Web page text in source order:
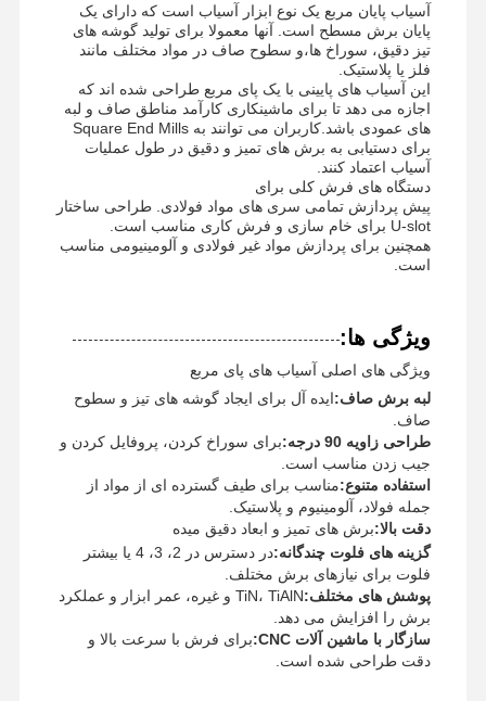
خانه محصولات درباره ما
بازدید از
آسیاب پایان مربع یک نوع ابزار آسیاب است که دارای یک
پایان برش مسطح است. آنها معمولا برای تولید گوشه های
تیز دقیق، سوراخ ها،و سطوح صاف در مواد مختلف مانند
فلز یا پلاستیک.
این آسیاب های پایینی با یک پای مربع طراحی شده اند که
اجازه می دهد تا برای ماشینکاری کارآمد مناطق صاف و لبه
های عمودی باشد.کاربران می توانند به Square End Mills
برای دستیابی به برش های تمیز و دقیق در طول عملیات
آسیاب اعتماد کنند.
دستگاه های فرش کلی برای
پیش پردازش تمامی سری های مواد فولادی. طراحی ساختار
U-slot برای خام سازی و فرش کاری مناسب است.
همچنین برای پردازش مواد غیر فولادی و آلومینیومی مناسب
است.
ویژگی ها:
ویژگی های اصلی آسیاب های پای مربع
لبه برش صاف:ایده آل برای ایجاد گوشه های تیز و سطوح
صاف.
طراحی زاویه 90 درجه:
برای سوراخ کردن، پروفایل کردن و
جیب زدن مناسب است.
استفاده متنوع:مناسب برای طیف گسترده ای از مواد از
جمله فولاد، آلومینیوم و پلاستیک.
دقت بالا:برش های تمیز و ابعاد دقیق میده
گزینه های فلوت چندگانه:
در دسترس در 2، 3، 4 یا بیشتر
فلوت برای نیازهای برش مختلف.
پوشش های مختلف:
TiN، TiAlN و غیره، عمر ابزار و عملکرد
برش را افزایش می دهد.
سازگار با ماشین آلات CNC:
برای فرش با سرعت بالا و
دقت طراحی شده است.